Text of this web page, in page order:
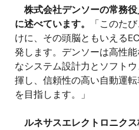
株式会社デンソーの常務
に述べています。
「このた
けに、その頭脳ともいえる
発します。デンソーは高性
なシステム設計力とソフト
揮し、信頼性の高い自動運
を目指します。」
ルネサスエレクトロニク